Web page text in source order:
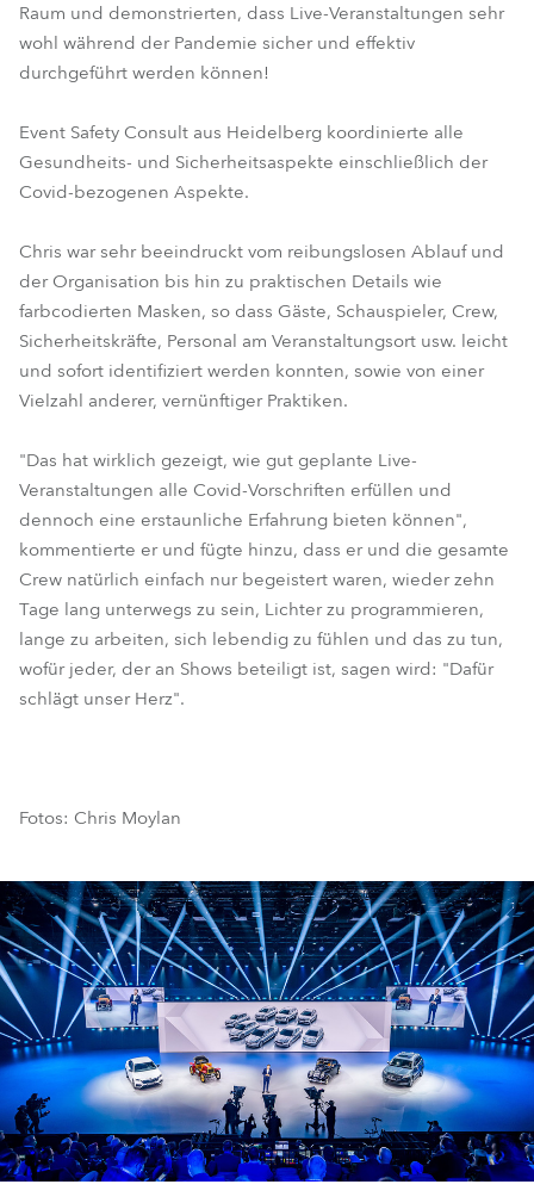
Raum und demonstrierten, dass Live-Veranstaltungen sehr
wohl während der Pandemie sicher und effektiv
durchgeführt werden können!
Event Safety Consult aus Heidelberg koordinierte alle
Gesundheits- und Sicherheitsaspekte einschließlich der
Covid-bezogenen Aspekte.
Chris war sehr beeindruckt vom reibungslosen Ablauf und
der Organisation bis hin zu praktischen Details wie
farbcodierten Masken, so dass Gäste, Schauspieler, Crew,
Sicherheitskräfte, Personal am Veranstaltungsort usw. leicht
und sofort identifiziert werden konnten, sowie von einer
Vielzahl anderer, vernünftiger Praktiken.
"Das hat wirklich gezeigt, wie gut geplante Live-
Veranstaltungen alle Covid-Vorschriften erfüllen und
dennoch eine erstaunliche Erfahrung bieten können",
kommentierte er und fügte hinzu, dass er und die gesamte
Crew natürlich einfach nur begeistert waren, wieder zehn
Tage lang unterwegs zu sein, Lichter zu programmieren,
lange zu arbeiten, sich lebendig zu fühlen und das zu tun,
wofür jeder, der an Shows beteiligt ist, sagen wird: "Dafür
schlägt unser Herz".
Fotos: Chris Moylan